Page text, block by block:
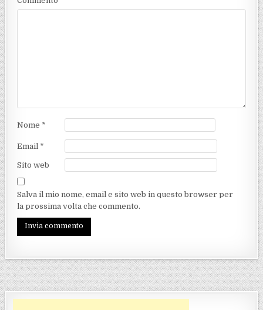
Nome *
Email *
Sito web
Salva il mio nome, email e sito web in questo browser per
la prossima volta che commento.